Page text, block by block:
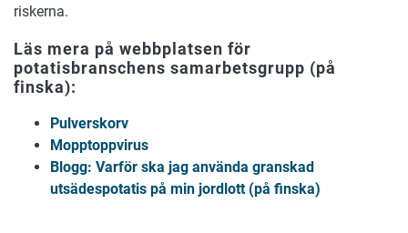
riskerna.
Läs mera på webbplatsen för
potatisbranschens samarbetsgrupp (på
finska):
Pulverskorv
Mopptoppvirus
Blogg: Varför ska jag använda granskad
utsädespotatis på min jordlott (på finska)